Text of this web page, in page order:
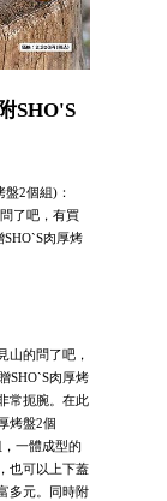
SHO'S
2個組)：
了吧，有買
肉厚烤
山的問了吧，
SHO`S肉厚烤
常扼腕。在此
烤盤2個
一體成型的
也可以上下蓋
多元。同時附